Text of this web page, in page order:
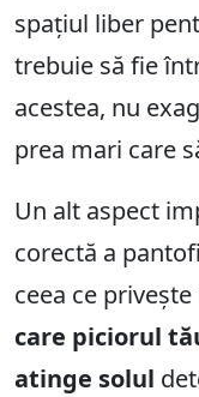
spațiul liber
trebuie să fie
acestea, nu
prea mari care
Un alt aspect
corectă a
ceea ce
care piciorul
atinge solul